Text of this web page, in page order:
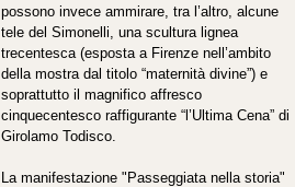
possono invece ammirare, tra l’altro, alcune
tele del Simonelli, una scultura lignea
trecentesca (esposta a Firenze nell’ambito
della mostra dal titolo “maternità divine”) e
soprattutto il magnifico affresco
cinquecentesco raffigurante “l’Ultima Cena” di
Girolamo Todisco.
La manifestazione "Passeggiata nella storia"